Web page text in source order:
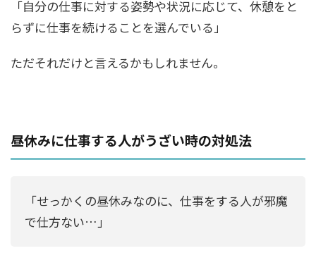
「自分の仕事に対する姿勢や状況に応じて、休憩をと
らずに仕事を続けることを選んでいる」
ただそれだけと言えるかもしれません。
昼休みに仕事する人がうざい時の対処法
「せっかくの昼休みなのに、仕事をする人が邪魔
で仕方ない…」